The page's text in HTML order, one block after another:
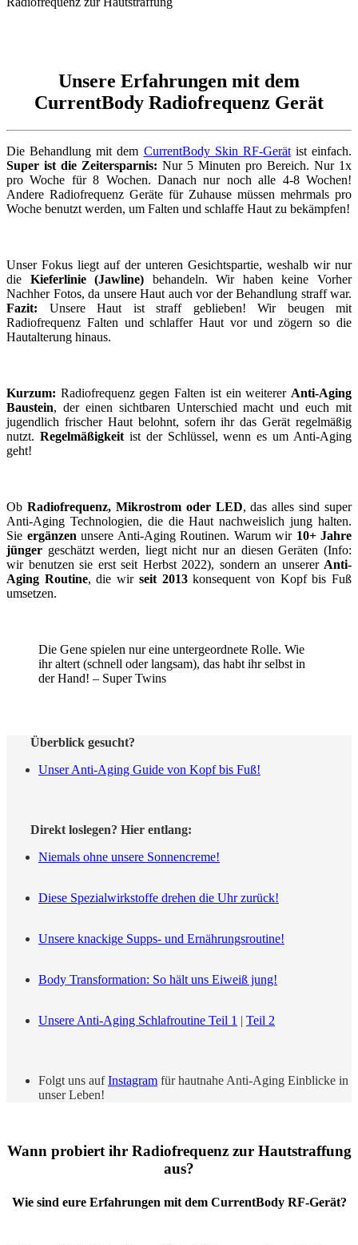
Unsere Erfahrungen mit dem
CurrentBody Radiofrequenz Gerät
Die Behandlung mit dem CurrentBody Skin RF-Gerätist einfach.
Super ist die Zeitersparnis: Nur 5 Minuten pro Bereich. Nur 1x
pro Woche für 8 Wochen. Danach nur noch alle 4-8 Wochen!
Andere Radiofrequenz Geräte für Zuhause müssen mehrmals pro
Woche benutzt werden, um Falten und schlaffe Haut zu bekämpfen!
Unser Fokus liegt auf der unteren Gesichtspartie, weshalb wir nur
die Kieferlinie (Jawline) behandeln. Wir haben keine Vorher
Nachher Fotos, da unsere Haut auch vor der Behandlung straff war.
Fazit: Unsere Haut ist straff geblieben! Wir beugen mit
Radiofrequenz Falten und schlaffer Haut vor und zögern so die
Hautalterung hinaus.
Kurzum: Radiofrequenz gegen Falten ist ein weiterer Anti-Aging
Baustein, der einen sichtbaren Unterschied macht und euch mit
jugendlich frischer Haut belohnt, sofern ihr das Gerät regelmäßig
nutzt. Regelmäßigkeitist der Schlüssel, wenn es um Anti-Aging
geht!
Ob Radiofrequenz, Mikrostrom oder LED, das alles sind super
Anti-Aging Technologien, die die Haut nachweislich jung halten.
Sie ergänzen unsere Anti-Aging Routinen. Warum wir 10+ Jahre
jünger geschätzt werden, liegt nicht nur an diesen Geräten (Info:
wir benutzen sie erst seit Herbst 2022), sondern an unserer Anti-
Aging Routine, die wir seit 2013konsequent von Kopf bis Fuß
umsetzen.
Die Gene spielen nur eine untergeordnete Rolle. Wie
ihr altert (schnell oder langsam), das habt ihr selbst in
der Hand! – Super Twins
Überblick gesucht?
Unser Anti-Aging Guide von Kopf bis Fuß!
Direkt loslegen? Hier entlang:
Niemals ohne unsere Sonnencreme!
Diese Spezialwirkstoffe drehen die Uhr zurück!
Unsere knackige Supps- und Ernährungsroutine!
Body Transformation: So hält uns Eiweiß jung!
Unsere Anti-Aging Schlafroutine Teil 1 | Teil 2
Folgt uns aufInstagram für hautnahe Anti-Aging Einblicke in
unser Leben!
Wann probiert ihr Radiofrequenz zur Hautstraffung
aus?
Wie sind eure Erfahrungen mit dem CurrentBody RF-Gerät?